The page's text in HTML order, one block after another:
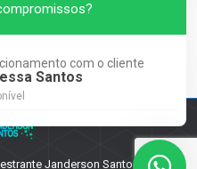
resultados.
podem aumentar
Janderson Santos - 2025
com o cliente
Santos